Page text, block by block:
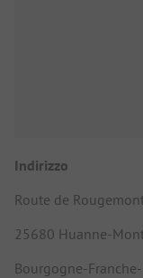
Indirizzo
Route de
25680 Huanne-
Bourgogne-